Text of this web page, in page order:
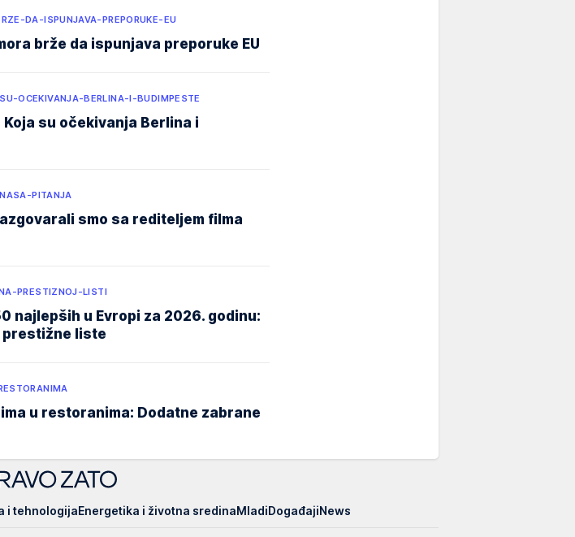
DA-ISPUNJAVA-PREPORUKE-EU
brže da ispunjava preporuke EU
OCEKIVANJA-BERLINA-I-BUDIMPESTE
su očekivanja Berlina i
PITANJA
smo sa rediteljem filma
PRESTIZNOJ-LISTI
najlepših u Evropi za 2026. godinu:
prestižne liste
u restoranima: Dodatne zabrane
i tehnologijaEnergetika i životna sredinaMladiDogađajiNews